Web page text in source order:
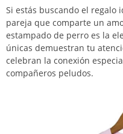
Si estás buscando el regalo
pareja que comparte un
estampado de perro es la
únicas demuestran tu
celebran la conexión
compañeros peludos.